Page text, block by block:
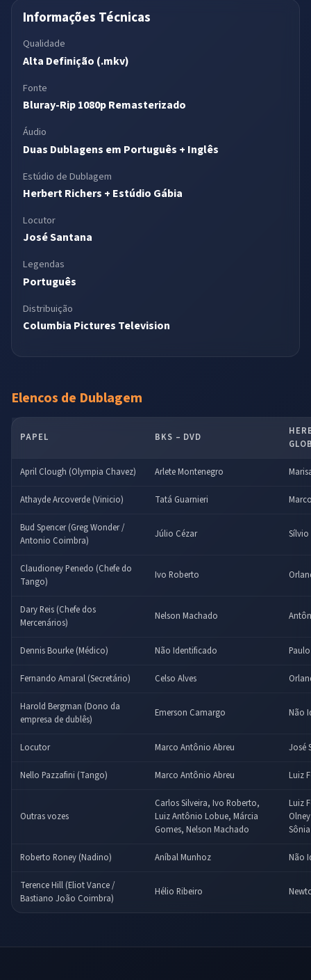
Informações Técnicas
Qualidade
Alta Definição (.mkv)
Fonte
Bluray-Rip 1080p Remasterizado
Áudio
Duas Dublagens em Português + Inglês
Estúdio de Dublagem
Herbert Richers + Estúdio Gábia
Locutor
José Santana
Legendas
Português
Distribuição
Columbia Pictures Television
Elencos de Dublagem
PAPEL BKS – DVD
April Clough (Olympia Chavez) Arlete Montenegro
Athayde Arcoverde (Vinicio) Tatá Guarnieri
Bud Spencer (Greg Wonder /
Antonio Coimbra)
Júlio Cézar Sílvio
Claudioney Penedo (Chefe do
Tango)
Ivo Roberto
Dary Reis (Chefe dos
Mercenários)
Nelson Machado
Dennis Bourke (Médico) Não Identificado
Fernando Amaral (Secretário) Celso Alves
Harold Bergman (Dono da
empresa de dublês)
Emerson Camargo Não
Locutor Marco Antônio Abreu José
Nello Pazzafini (Tango) Marco Antônio Abreu Luiz
Outras vozes
Carlos Silveira, Ivo Roberto,
Luiz Antônio Lobue, Márcia
Gomes, Nelson Machado
Luiz
Roberto Roney (Nadino) Aníbal Munhoz Não
Terence Hill (Eliot Vance /
Bastiano João Coimbra)
Hélio Ribeiro